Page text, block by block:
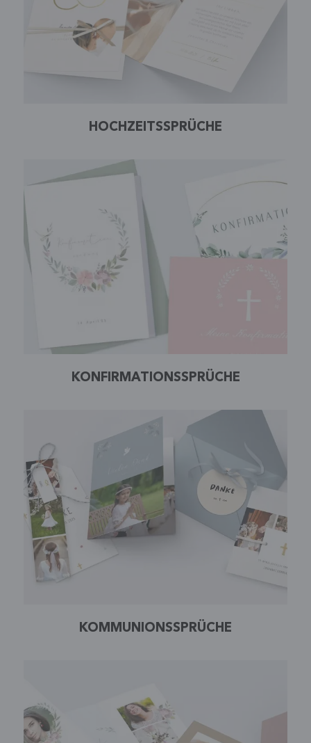
HOCHZEITSSPRÜCHE
KONFIRMATIONSSPRÜCHE
KOMMUNIONSSPRÜCHE